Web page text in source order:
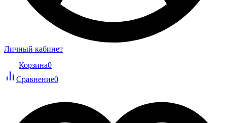
Личный кабинет
Корзина0
Сравнение0